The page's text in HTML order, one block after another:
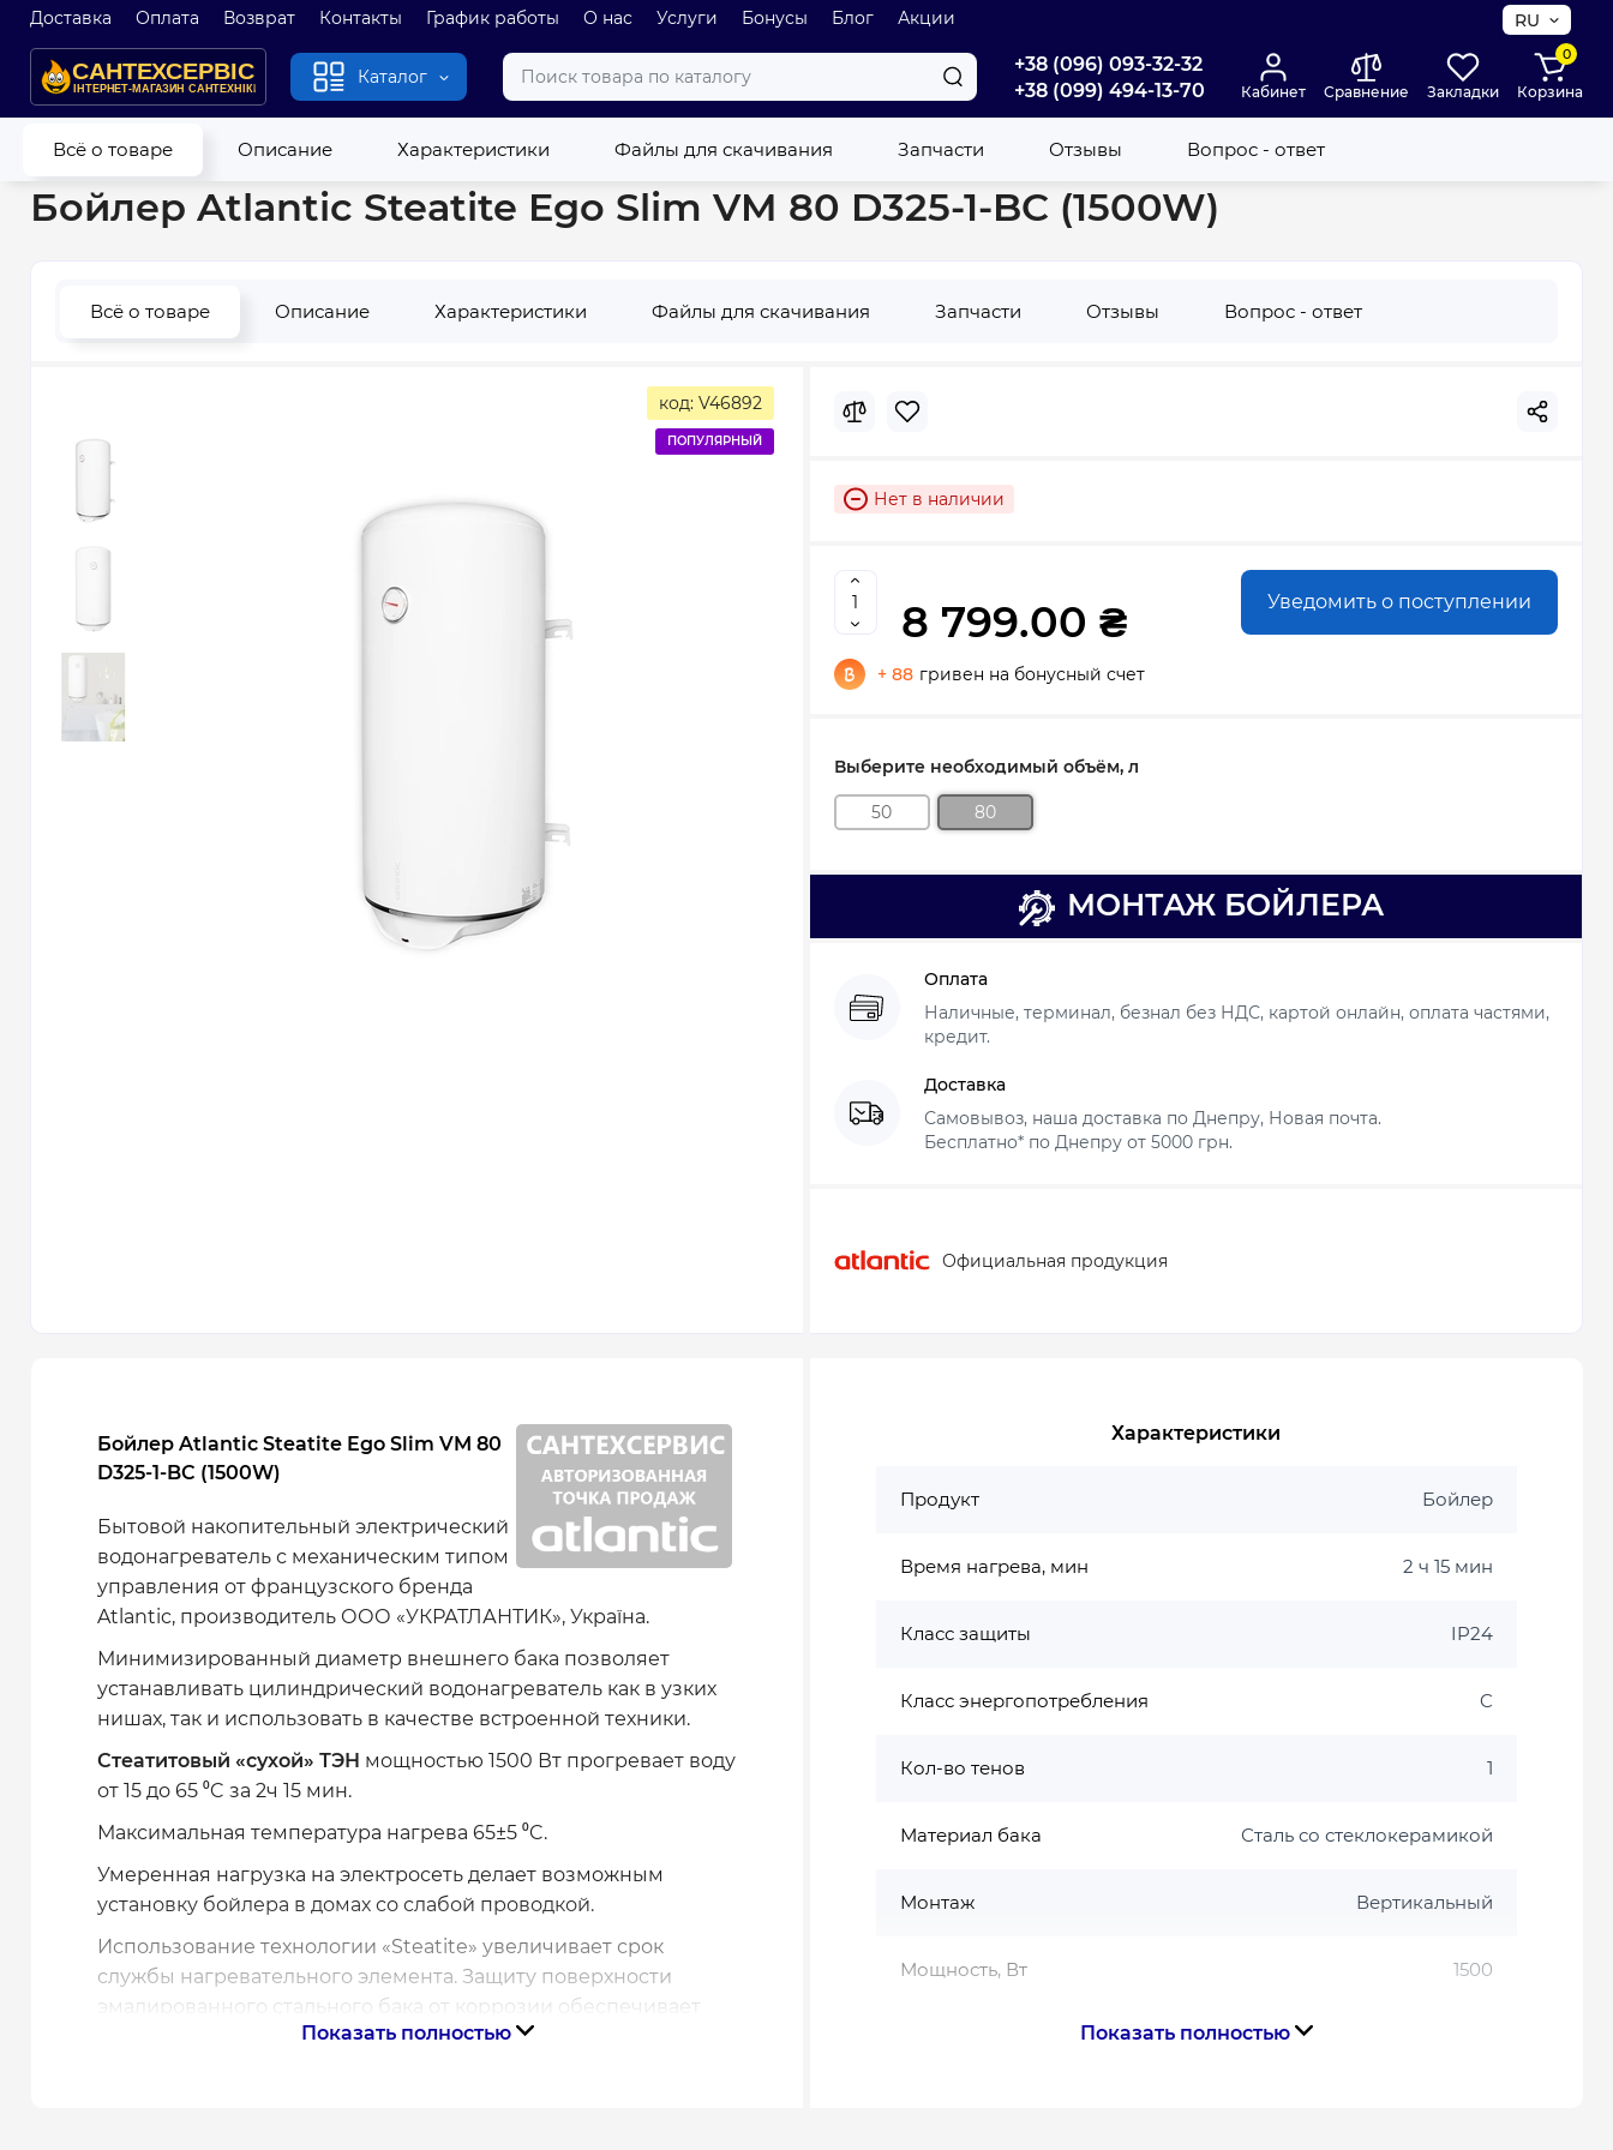
Доставка Оплата Возврат Контакты График работы О нас Услуги Бонусы Блог Акции RU
Каталог
+38 (096) 093-32-32
+38 (099) 494-13-70
Кабинет Сравнение Закладки
0
Корзина
Всё о товаре Описание Характеристики Файлы для скачивания Запчасти Отзывы Вопрос - ответ
Главная Водонагреватели Бойлеры Бойлер Atlantic Steatite Ego Slim VM 80 D325-1-BC (1500W)
Бойлер Atlantic Steatite Ego Slim VM 80 D325-1-BC (1500W)
Всё о товаре Описание Характеристики Файлы для скачивания Запчасти Отзывы Вопрос - ответ
код: V46892
ПОПУЛЯРНЫЙ
Нет в наличии
8 799.00 ₴ Уведомить о поступлении
+ 88 гривен на бонусный счет
Выберите необходимый объём, л
50 80
МОНТАЖ БОЙЛЕРА
Оплата
Наличные, терминал, безнал без НДС, картой онлайн, оплата частями,
кредит.
Доставка
Самовывоз, наша доставка по Днепру, Новая почта.
Бесплатно* по Днепру от 5000 грн.
Официальная продукция
Бойлер Atlantic Steatite Ego Slim VM 80
D325-1-BC (1500W)
Бытовой накопительный электрический
водонагреватель с механическим типом
управления от французского бренда
Atlantic, производитель ООО «УКРАТЛАНТИК», Україна.
Минимизированный диаметр внешнего бака позволяет
устанавливать цилиндрический водонагреватель как в узких
нишах, так и использовать в качестве встроенной техники.
Стеатитовый «сухой» ТЭН мощностью 1500 Вт прогревает воду
от 15 до 65 ⁰C за 2ч 15 мин.
Максимальная температура нагрева 65±5 ⁰C.
Умеренная нагрузка на электросеть делает возможным
установку бойлера в домах со слабой проводкой.
Использование технологии «Steatite» увеличивает срок
службы нагревательного элемента. Защиту поверхности
эмалированного стального бака от коррозии обеспечивает
магниевый анод. Замена анода проводится во время
Показать полностью
Характеристики
Продукт Бойлер
Время нагрева, мин 2 ч 15 мин
Класс защиты IP24
Класс энергопотребления C
Кол-во тенов 1
Материал бака Сталь со стеклокерамикой
Монтаж Вертикальный
Мощность, Вт 1500
Показать полностью